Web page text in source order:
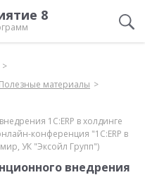
8
Полезные материалы
1C:ERP в холдинге
конференция "1С:ERP в
УК "Эксойл Групп")
внедрения